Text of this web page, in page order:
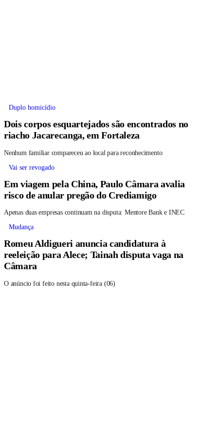
Duplo homicídio
Dois corpos esquartejados são encontrados no
riacho Jacarecanga, em Fortaleza
Nenhum familiar compareceu ao local para reconhecimento
Vai ser revogado
Em viagem pela China, Paulo Câmara avalia
risco de anular pregão do Crediamigo
Apenas duas empresas continuam na disputa: Mentore Bank e INEC
Mudança
Romeu Aldigueri anuncia candidatura à
reeleição para Alece; Tainah disputa vaga na
Câmara
O anúncio foi feito nesta quinta-feira (06)